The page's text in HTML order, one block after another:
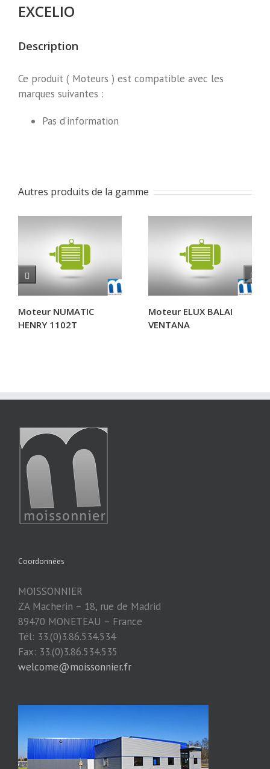
EXCELIO
Description
Ce produit ( Moteurs ) est compatible avec les
marques suivantes :
Pas d’information
Autres produits de la gamme
Moteur NUMATIC
HENRY 1102T
Moteur ELUX BALAI
VENTANA
Coordonnées
MOISSONNIER
ZA Macherin – 18, rue de Madrid
89470 MONETEAU – France
Tél: 33.(0)3.86.534.534
Fax: 33.(0)3.86.534.535
welcome@moissonnier.fr